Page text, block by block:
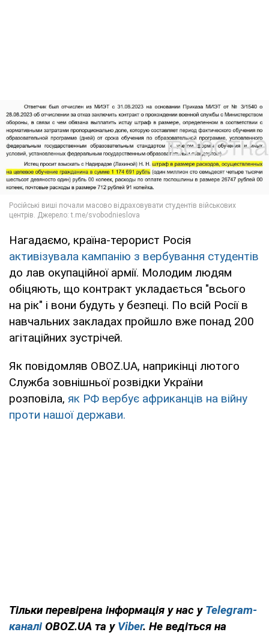
Нагадаємо, країна-терорист Росія
активізувала кампанію з вербування студентів
до лав окупаційної армії. Молодим людям
обіцяють, що контракт укладається "всього
на рік" і вони будуть у безпеці. По всій Росії в
навчальних закладах пройшло вже понад 200
агітаційних зустрічей.
Як повідомляв OBOZ.UA, наприкінці лютого
Служба зовнішньої розвідки України
розповіла, як РФ вербує африканців на війну
проти нашої держави.
Тільки перевірена інформація у нас у Telegram-
каналі OBOZ.UA та у Viber. Не ведіться на